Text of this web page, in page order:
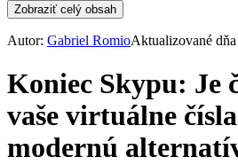
Zobraziť celý obsah
Autor: Gabriel RomioAktualizované
Koniec Skypu: Je
vaše virtuálne
modernú